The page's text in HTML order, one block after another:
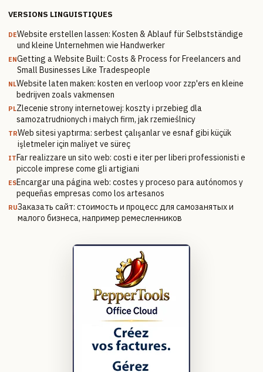
VERSIONS LINGUISTIQUES
DEWebsite erstellen lassen: Kosten & Ablauf für Selbstständige
und kleine Unternehmen wie Handwerker
ENGetting a Website Built: Costs & Process for Freelancers and
Small Businesses Like Tradespeople
NLWebsite laten maken: kosten en verloop voor zzp'ers en kleine
bedrijven zoals vakmensen
PLZlecenie strony internetowej: koszty i przebieg dla
samozatrudnionych i małych firm, jak rzemieślnicy
TRWeb sitesi yaptırma: serbest çalışanlar ve esnaf gibi küçük
işletmeler için maliyet ve süreç
ITFar realizzare un sito web: costi e iter per liberi professionisti e
piccole imprese come gli artigiani
ESEncargar una página web: costes y proceso para autónomos y
pequeñas empresas como los artesanos
RUЗаказать сайт: стоимость и процесс для самозанятых и
малого бизнеса, например ремесленников